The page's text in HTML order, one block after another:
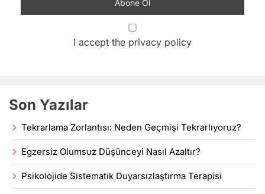
I accept the privacy policy
Son Yazılar
Tekrarlama Zorlantısı: Neden Geçmişi Tekrarlıyoruz?
Egzersiz Olumsuz Düşünceyi Nasıl Azaltır?
Psikolojide Sistematik Duyarsızlaştırma Terapisi